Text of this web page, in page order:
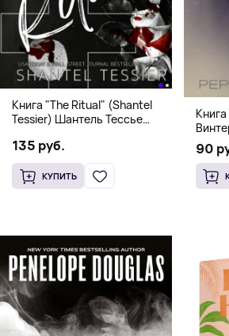
Книга "The Ritual" (Shantel
Tessier) Шантель Тессье
романс бестселлер (18+)
135 руб.
КУПИТЬ
90